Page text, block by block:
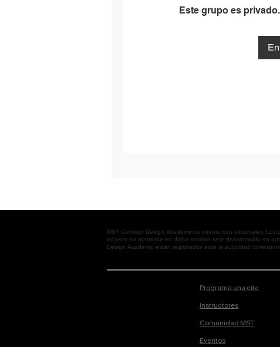
Este grupo es
MST Concept Design Academy no cuenta con sucursales.
tal pero no aparezca en dicha sección será desconocido en
Design Academy, están registrados ante la autoridad
Programa una cita
Instructores
Comunidad MST
Eventos